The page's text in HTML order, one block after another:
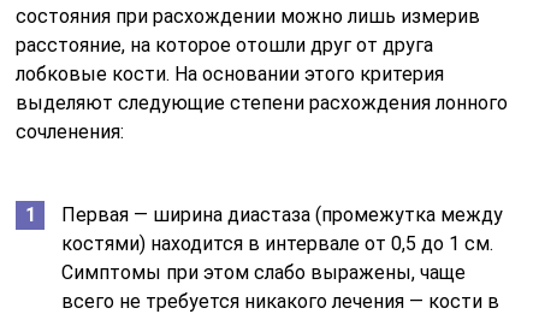
состояния при расхождении можно лишь измерив
расстояние, на которое отошли друг от друга
лобковые кости. На основании этого критерия
выделяют следующие степени расхождения лонного
сочленения:
Первая — ширина диастаза (промежутка между
костями) находится в интервале от 0,5 до 1 см.
Симптомы при этом слабо выражены, чаще
всего не требуется никакого лечения — кости в